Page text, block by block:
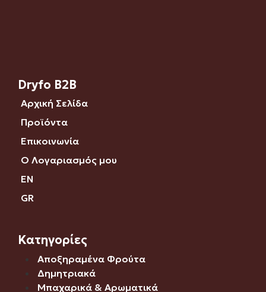
Dryfo B2B
Αρχική Σελίδα
Προϊόντα
Επικοινωνία
Ο Λογαριασμός μου
EN
GR
Κατηγορίες
Αποξηραμένα Φρούτα
Δημητριακά
Μπαχαρικά & Αρωματικά